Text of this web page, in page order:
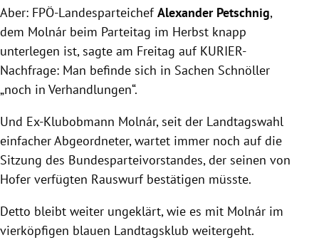
Aber: FPÖ-LandesparteichefAlexander Petschnig,
dem Molnár beim Parteitag im Herbst knapp
unterlegen ist, sagte am Freitag auf KURIER-
Nachfrage: Man befinde sich in Sachen Schnöller
„noch in Verhandlungen“.
Und Ex-Klubobmann Molnár, seit der Landtagswahl
einfacher Abgeordneter, wartet immer noch auf die
Sitzung des Bundesparteivorstandes, der seinen von
Hofer verfügten Rauswurf bestätigen müsste.
Detto bleibt weiter ungeklärt, wie es mit Molnár im
vierköpfigen blauen Landtagsklub weitergeht.